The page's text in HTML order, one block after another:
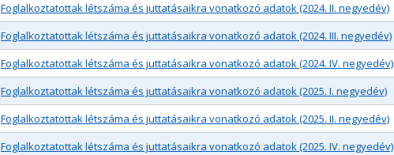
Foglalkoztatottak létszáma és juttatásaikra vonatkozó adatok (2024. II. negyedév)
Foglalkoztatottak létszáma és juttatásaikra vonatkozó adatok (2024. III. negyedév)
Foglalkoztatottak létszáma és juttatásaikra vonatkozó adatok (2024. IV. negyedév)
Foglalkoztatottak létszáma és juttatásaikra vonatkozó adatok (2025. I. negyedév)
Foglalkoztatottak létszáma és juttatásaikra vonatkozó adatok (2025. II. negyedév)
Foglalkoztatottak létszáma és juttatásaikra vonatkozó adatok (2025. IV. negyedév)